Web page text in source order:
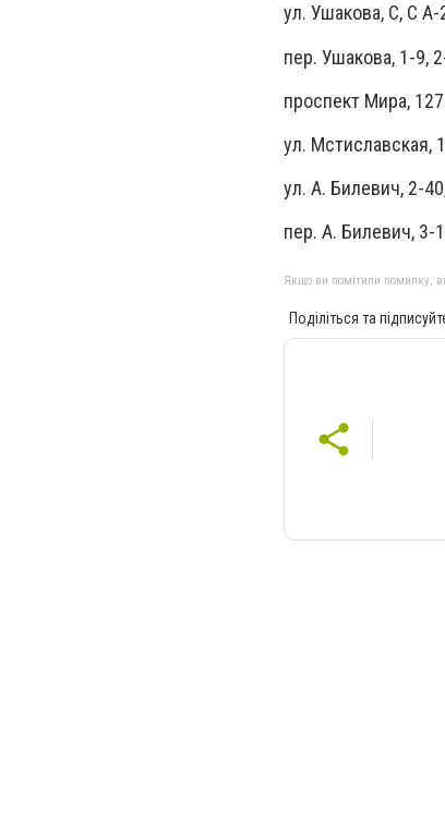
ул. Ушакова, С, С А-
пер. Ушакова, 1-9,
проспект Мира,
ул. Мстиславская,
ул. А. Билевич, 2-
пер. А. Билевич, 3-
Якщо ви помітили помилку,
Поділіться та